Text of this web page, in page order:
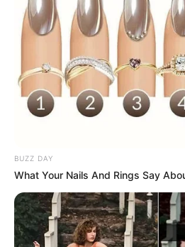
BUZZ DAY
What Your Nails And Rings Say